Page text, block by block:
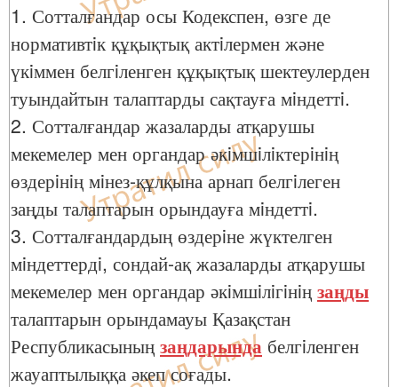
1. Сотталғандар осы Кодекспен, өзге де
нормативтiк құқықтық актiлермен және
үкiммен белгiленген құқықтық шектеулерден
туындайтын талаптарды сақтауға мiндеттi.
2. Сотталғандар жазаларды атқарушы
мекемелер мен органдар әкiмшiлiктерiнiң
өздерiнiң мiнез-құлқына арнап белгiлеген
заңды талаптарын орындауға мiндеттi.
3. Сотталғандардың өздерiне жүктелген
мiндеттердi, сондай-ақ жазаларды атқарушы
мекемелер мен органдар әкiмшiлiгiнiң заңды
талаптарын орындамауы Қазақстан
Республикасының заңдарында белгiленген
жауаптылыққа әкеп соғады.